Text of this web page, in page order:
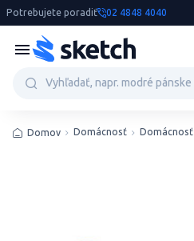
Potrebujete poradiť 02 4848 4040
Domov Domácnosť Domácnosť